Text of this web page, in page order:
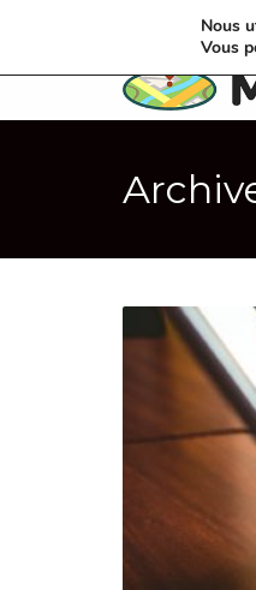
Nous
Vous